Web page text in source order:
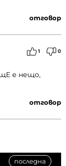
отговор
1 0
е нещо,
отговор
последна